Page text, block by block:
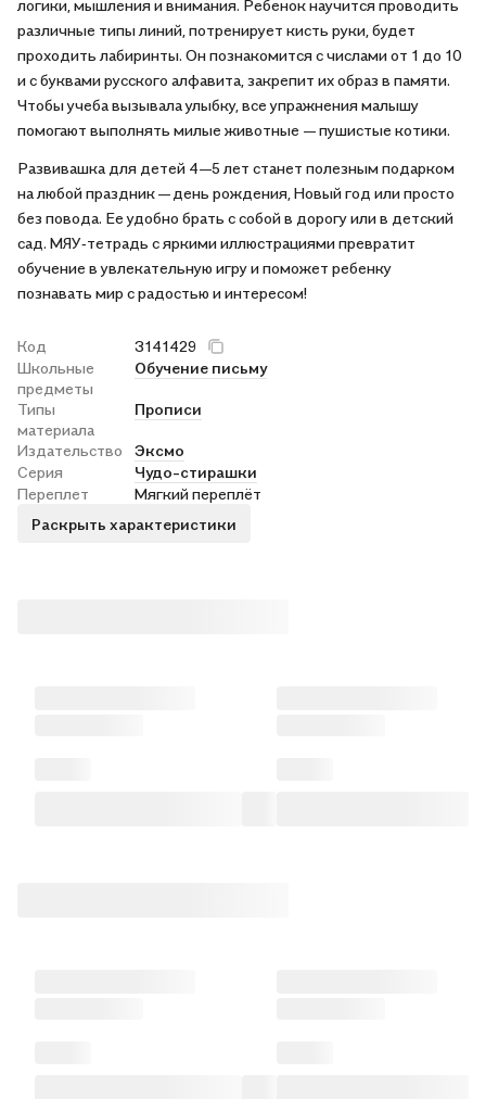
логики, мышления и внимания. Ребенок научится проводить
различные типы линий, потренирует кисть руки, будет
проходить лабиринты. Он познакомится с числами от 1 до 10
и с буквами русского алфавита, закрепит их образ в памяти.
Чтобы учеба вызывала улыбку, все упражнения малышу
помогают выполнять милые животные — пушистые котики.
Развивашка для детей 4—5 лет станет полезным подарком
на любой праздник — день рождения, Новый год или просто
без повода. Ее удобно брать с собой в дорогу или в детский
сад. МЯУ‑тетрадь с яркими иллюстрациями превратит
обучение в увлекательную игру и поможет ребенку
познавать мир с радостью и интересом!
Код
3141429
Школьные
предметы
Обучение письму
Типы
материала
Прописи
Издательство
Эксмо
Серия
Чудо-стирашки
Переплет
Мягкий переплёт
Раскрыть характеристики